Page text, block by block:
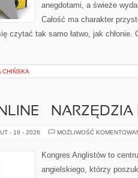
anegdotami, a świeże
Całość ma charakter
czytać tak samo łatwo, jak chłonie.
CHIŃSKA
– NARZĘDZIA
- 19 - 2026 MOŻLIWOŚĆ
Kongres Anglistów to
angielskiego, którzy